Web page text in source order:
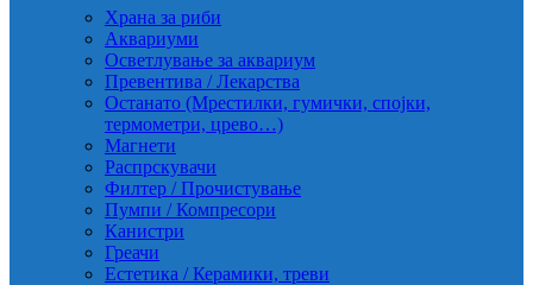
Храна за риби
Аквариуми
Осветлување за аквариум
Превентива / Лекарства
Останато (Мрестилки, гумички, спојки,
термометри, црево…)
Магнети
Распрскувачи
Филтер / Прочистување
Пумпи / Компресори
Канистри
Греачи
Естетика / Керамики, треви